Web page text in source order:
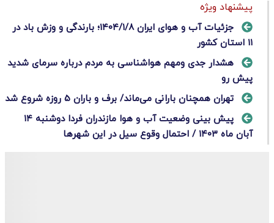
پیشنهاد ویژه
جزئیات آب و هوای ایران ۱۴۰۴/۱/۸؛ بارندگی و وزش باد در
۱۱ استان کشور
هشدار جدی ومهم هواشناسی به مردم درباره سرمای شدید
پیش رو
تهران همچنان بارانی می‌ماند/ برف و باران 5 روزه شروع شد
پیش بینی وضعیت آب و هوا مازندران فردا دوشنبه ۱۴
آبان ماه ۱۴۰۳ / احتمال وقوع سیل در این شهرها